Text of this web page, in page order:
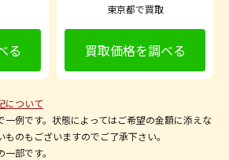
る
東京都で買取
買取価格を調べる
について
例です。状態によってはご希望の金額に添えな
のもございますのでご了承下さい。
部です。